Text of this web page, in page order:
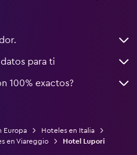
para ti
100% exactos?
Europa
Hoteles en Italia
en Viareggio Hotel Lupori